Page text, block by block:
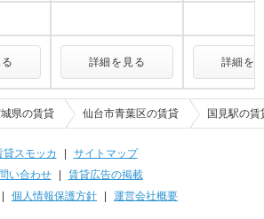
詳細を見る 詳細を
県の賃貸 仙台市青葉区の賃貸 国見駅の賃
貸スモッカ
サイトマップ
い合わせ| 賃貸広告の掲載
個人情報保護方針 運営会社概要